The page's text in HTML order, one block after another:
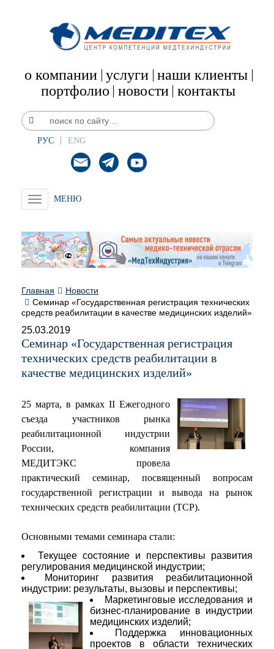
о компании услуги наши клиенты
портфолио новости контакты
РУС ENG
Toggle
navigation
Главная
Новости
Семинар «Государственная регистрация технических
средств реабилитации в качестве медицинских изделий»
25.03.2019
Семинар «Государственная регистрация
технических средств реабилитации в
качестве медицинских изделий»
25 марта, в рамках II Ежегодного
съезда участников рынка
реабилитационной индустрии
России, компания
МЕДИТЭКС провела
практический семинар, посвященный вопросам
государственной регистрации и вывода на рынок
технических средств реабилитации (ТСР).
Основными темами семинара стали:
Текущее состояние и перспективы развития
регулирования медицинской индустрии;
Мониторинг развития реабилитационной
индустрии: результаты, вызовы и перспективы;
Маркетинговые исследования и
бизнес-планирование в индустрии
медицинских изделий;
Поддержка инновационных
проектов в области технических